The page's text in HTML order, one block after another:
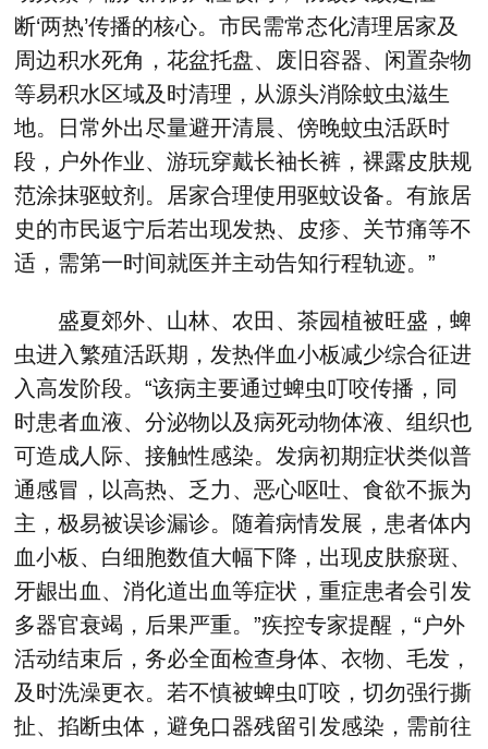
断‘两热’传播的核心。市民需常态化清理居家及
周边积水死角，花盆托盘、废旧容器、闲置杂物
等易积水区域及时清理，从源头消除蚊虫滋生
地。日常外出尽量避开清晨、傍晚蚊虫活跃时
段，户外作业、游玩穿戴长袖长裤，裸露皮肤规
范涂抹驱蚊剂。居家合理使用驱蚊设备。有旅居
史的市民返宁后若出现发热、皮疹、关节痛等不
适，需第一时间就医并主动告知行程轨迹。”
盛夏郊外、山林、农田、茶园植被旺盛，蜱
虫进入繁殖活跃期，发热伴血小板减少综合征进
入高发阶段。“该病主要通过蜱虫叮咬传播，同
时患者血液、分泌物以及病死动物体液、组织也
可造成人际、接触性感染。发病初期症状类似普
通感冒，以高热、乏力、恶心呕吐、食欲不振为
主，极易被误诊漏诊。随着病情发展，患者体内
血小板、白细胞数值大幅下降，出现皮肤瘀斑、
牙龈出血、消化道出血等症状，重症患者会引发
多器官衰竭，后果严重。”疾控专家提醒，“户外
活动结束后，务必全面检查身体、衣物、毛发，
及时洗澡更衣。若不慎被蜱虫叮咬，切勿强行撕
扯、掐断虫体，避免口器残留引发感染，需前往